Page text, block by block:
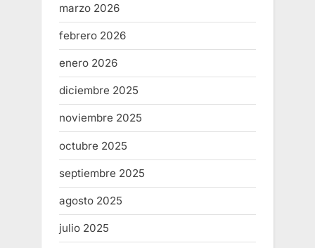
marzo 2026
febrero 2026
enero 2026
diciembre 2025
noviembre 2025
octubre 2025
septiembre 2025
agosto 2025
julio 2025